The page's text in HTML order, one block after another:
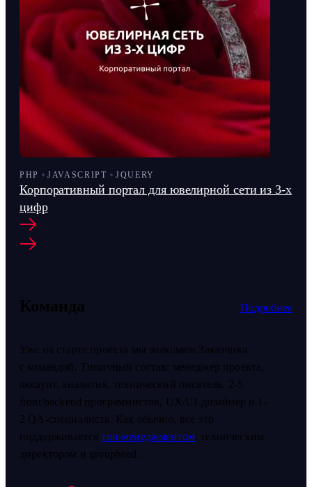
PHP JAVASCRIPT JQUERY
Корпоративный портал для ювелирной сети из 3-х
цифр
Команда Подробнее
Уже на старте проекта мы знакомим Заказчика
с командой. Типичный состав: менеджер проекта,
аккаунт, аналитик, технический писатель, 2-5
front/backend программистов, UX/UI-дизайнер и 1-
2 QA-специалиста. Как обычно, все это
поддерживаетсятоп-менеджментом: техническим
директором и grouphead.